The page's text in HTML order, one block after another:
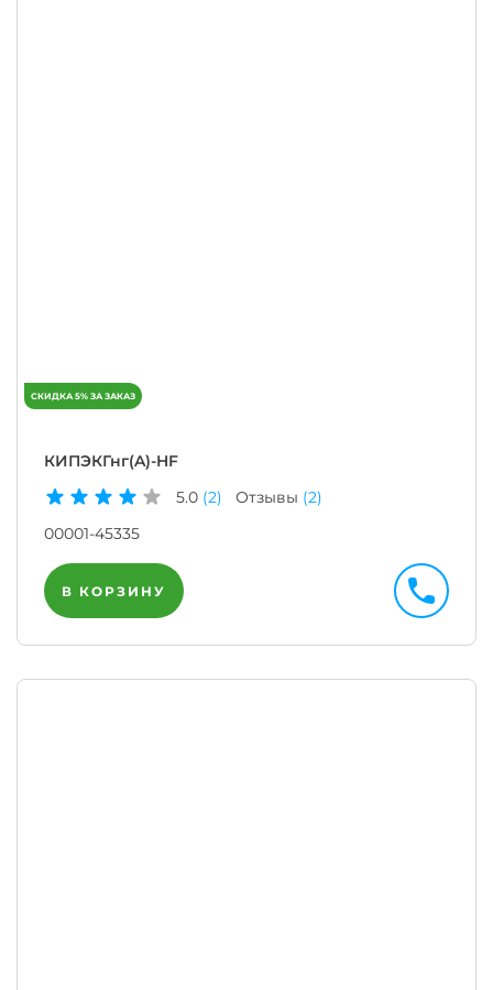
КИПЭКГнг(A)-HF
5.0 (2) Отзывы (2)
00001-45335
В КОРЗИНУ